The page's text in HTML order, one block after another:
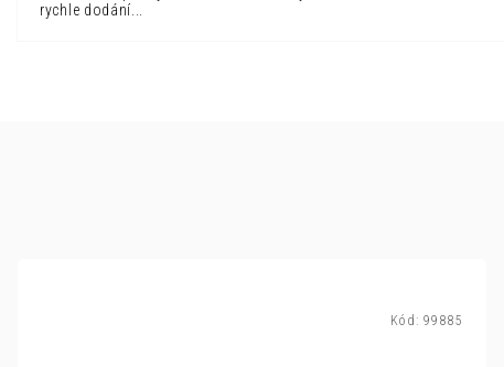
rychle dodání...
Kód: 99885